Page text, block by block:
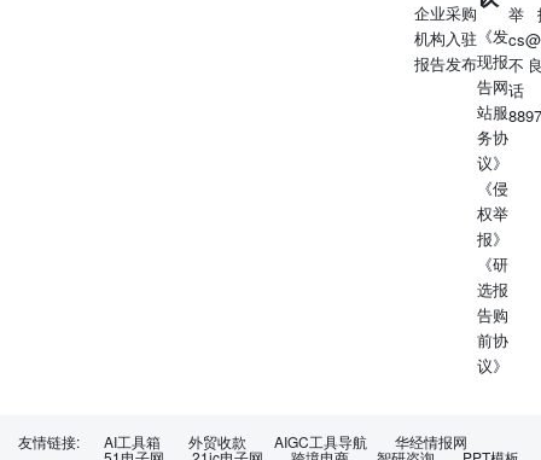
企业采购
机构入驻
报告发布
《发
现报
告网
站服
务协
议》
《侵
权举
报》
《研
选报
告购
前协
议》
举
不
友情链接: AI工具箱 外贸收款 AIGC工具导航 华经情报网